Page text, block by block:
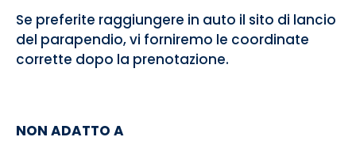
Se preferite raggiungere in auto il sito di lancio
del parapendio, vi forniremo le coordinate
corrette dopo la prenotazione.
NON ADATTO A